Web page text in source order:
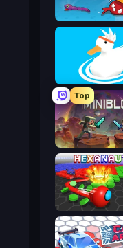
Snake Clash.io
Ducklings
Top
Miniblox
Hexanaut.io